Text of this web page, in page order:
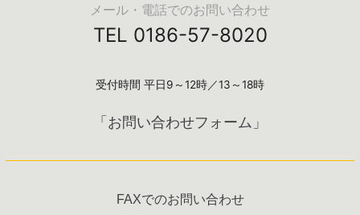
メール・電話でのお問い合わせ
TEL 0186-57-8020
受付時間 平日9～12時／13～18時
「お問い合わせフォーム」
FAXでのお問い合わせ